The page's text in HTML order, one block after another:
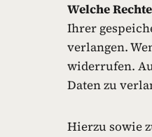
Welche
Ihrer
verlangen.
widerrufen.
Daten zu
Hierzu sowie